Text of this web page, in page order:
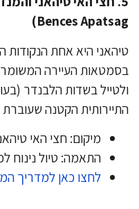
Bences
היא אחת הנקודות
העיירה המשומרת,
בשדות הלבנדר
הקטנה שעוברת בין
מיקום: חצי האי טיהאני,
התאמה: טיול נינוח
לחצו כאן למדריך